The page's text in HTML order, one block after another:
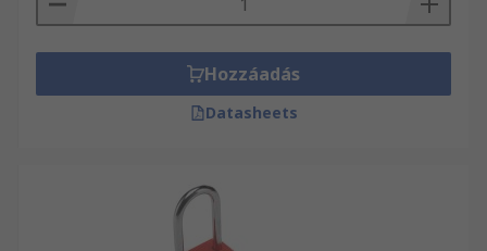
A reteszelők minden LOTO (kilakatolási
kitáblázás) biztonsági eljárás során
biztonsági lakat rögzíti a helyén.
Hozzáadás
Datasheets